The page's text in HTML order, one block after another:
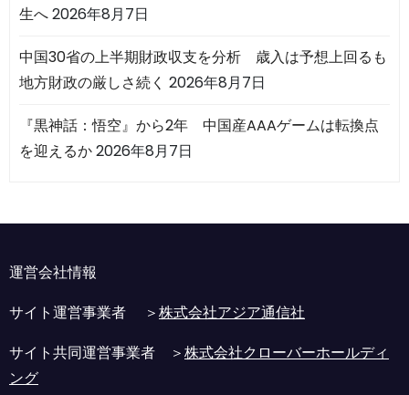
生へ2026年8月7日
中国30省の上半期財政収支を分析 歳入は予想上回るも
地方財政の厳しさ続く 2026年8月7日
『黒神話：悟空』から2年 中国産AAAゲームは転換点
を迎えるか2026年8月7日
運営会社情報
サイト運営事業者 ＞株式会社アジア通信社
サイト共同運営事業者 ＞株式会社クローバーホールディ
ング